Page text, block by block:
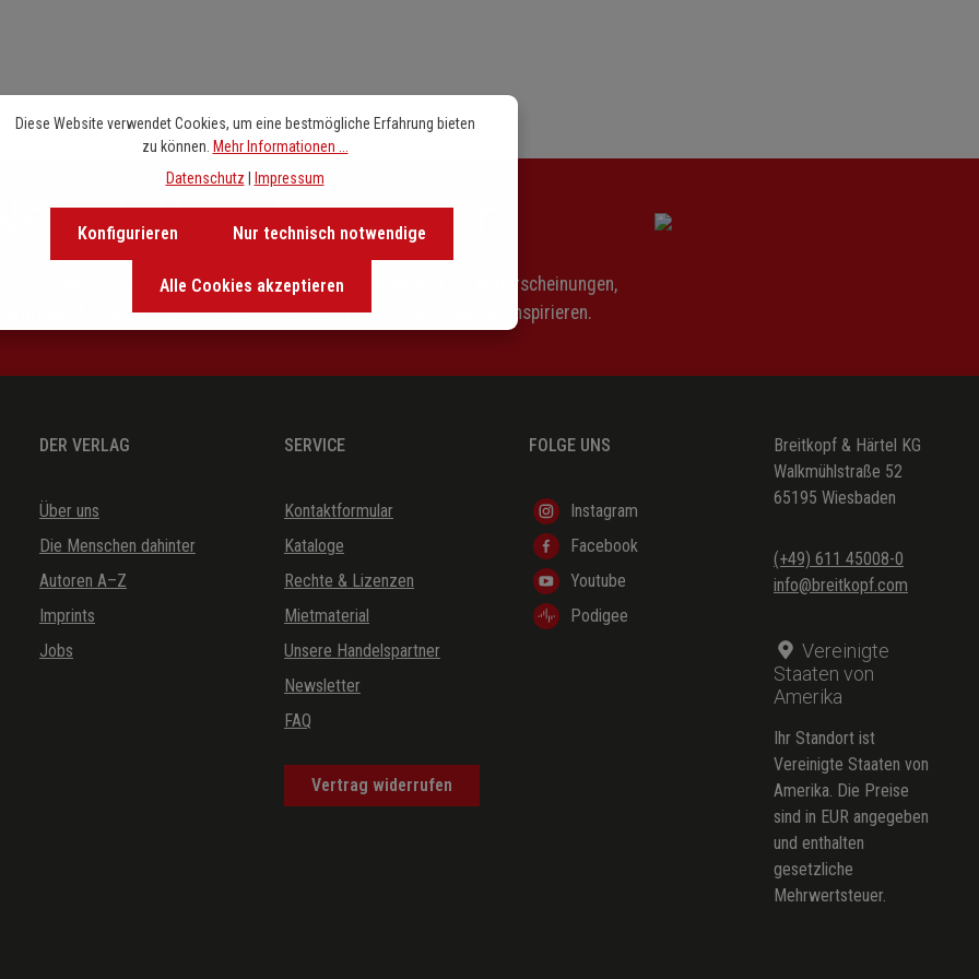
als er über das
Newsletter abonnieren
sind Sie den entscheidenen Takt voraus. Entdecken Sie Neuerscheinungen,
kennen und lassen Sie sich von exklusiven Empfehlungen inspirieren.
DER VERLAG
Über uns
Die Menschen dahinter
Autoren A–Z
Imprints
Jobs
SERVICE
Kontaktformular
Kataloge
Rechte & Lizenzen
Mietmaterial
Unsere Handelspartner
Newsletter
FAQ
Vertrag widerrufen
FOLGE UNS
Instagram
Facebook
Youtube
Podigee
Breitkopf & Härtel KG
Walkmühlstraße 52
65195 Wiesbaden
(+49) 611 45008-0
info@breitkopf.com
Vereinigte
Staaten von
Amerika
Ihr Standort ist
Vereinigte Staaten von
Amerika. Die Preise
sind in EUR angegeben
und enthalten
gesetzliche
Mehrwertsteuer.
Diese Website verwendet Cookies, um eine bestmögliche Erfahrung bieten
zu können. Mehr Informationen ...
Datenschutz | Impressum
Nur technisch notwendige
Konfigurieren
Alle Cookies akzeptieren